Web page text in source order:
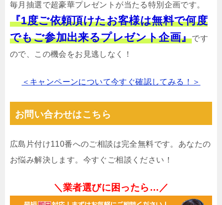
毎月抽選で超豪華プレゼントが当たる特別企画です。
『1度ご依頼頂けたお客様は無料で何度
でもご参加出来るプレゼント企画』です
ので、この機会をお見逃しなく！
＜キャンペーンについて今すぐ確認してみる！＞
お問い合わせはこちら
広島片付け110番へのご相談は完全無料です。あなたの
お悩み解決します。今すぐご相談ください！
＼業者選びに困ったら…／